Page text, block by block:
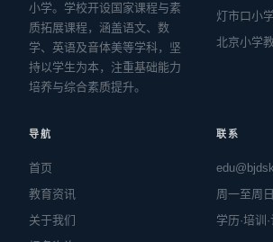
小学。学校开设国家课程与素
质拓展课程，涵盖语文、数
学、英语及音体美等学科，坚
持以学生为本，注重基础能力
培养与综合素质提升。
灯市口小
北京小学
导航
首页
教育资讯
关于我们
联系
周一至周
学历·培训·